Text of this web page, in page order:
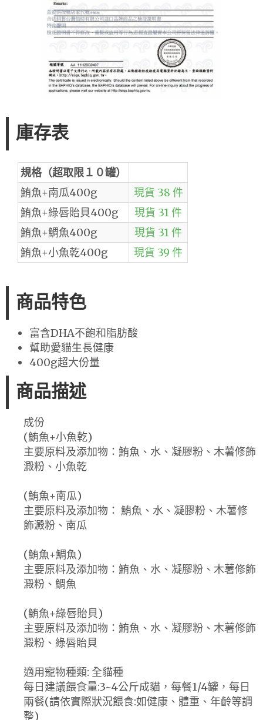
庫存表
規格（超取限１０罐）
鮪魚+南瓜400g
現貨 38 件
鮪魚+綠唇貽貝400g
現貨 31 件
鮪魚+鯛魚400g
現貨 31 件
鮪魚+小魚乾400g
現貨 39 件
商品特色
富含DHA不飽和脂肪酸
幫助愛貓生長健康
400g超大份量
商品描述
成份
(鮪魚+小魚乾)
主要原料及添加物：鮪魚、水、凝膠粉、木薯修飾
澱粉、小魚乾
(鮪魚+南瓜)
主要原料及添加物： 鮪魚、水、凝膠粉、木薯修
飾澱粉、南瓜
(鮪魚+鯛魚)
主要原料及添加物：鮪魚、水、凝膠粉、木薯修飾
澱粉、鯛魚
(鮪魚+綠唇貽貝)
主要原料及添加物：鮪魚、水、凝膠粉、木薯修飾
澱粉、綠唇貽貝
適用寵物種類: 全貓種
每日建議餵食量:3~4公斤成貓，每餐1/4罐，每日
兩餐(請依實際狀況餵食:如健康、體重、年齡等調
整)